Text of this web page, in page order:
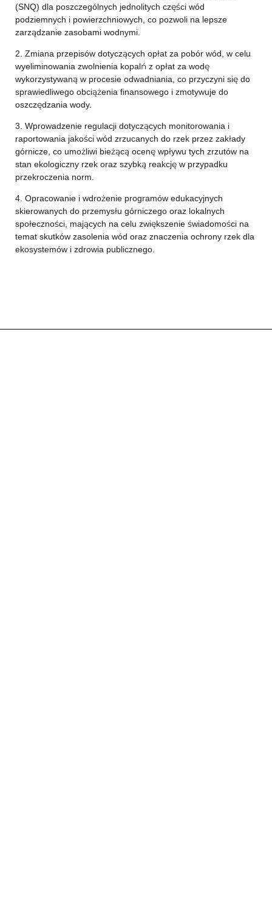
(SNQ) dla poszczególnych jednolitych części wód
podziemnych i powierzchniowych, co pozwoli na lepsze
zarządzanie zasobami wodnymi.
2. Zmiana przepisów dotyczących opłat za pobór wód, w celu
wyeliminowania zwolnienia kopalń z opłat za wodę
wykorzystywaną w procesie odwadniania, co przyczyni się do
sprawiedliwego obciążenia finansowego i zmotywuje do
oszczędzania wody.
3. Wprowadzenie regulacji dotyczących monitorowania i
raportowania jakości wód zrzucanych do rzek przez zakłady
górnicze, co umożliwi bieżącą ocenę wpływu tych zrzutów na
stan ekologiczny rzek oraz szybką reakcję w przypadku
przekroczenia norm.
4. Opracowanie i wdrożenie programów edukacyjnych
skierowanych do przemysłu górniczego oraz lokalnych
społeczności, mających na celu zwiększenie świadomości na
temat skutków zasolenia wód oraz znaczenia ochrony rzek dla
ekosystemów i zdrowia publicznego.